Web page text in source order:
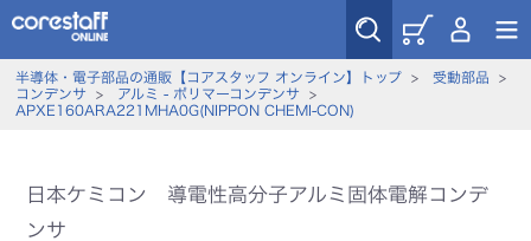
半導体・電子部品の通販【コアスタッフ オンライン】トップ> 受動部品 >
コンデンサ > アルミ - ポリマーコンデンサ >
APXE160ARA221MHA0G(NIPPON CHEMI-CON)
日本ケミコン 導電性高分子アルミ固体電解コンデ
ンサ